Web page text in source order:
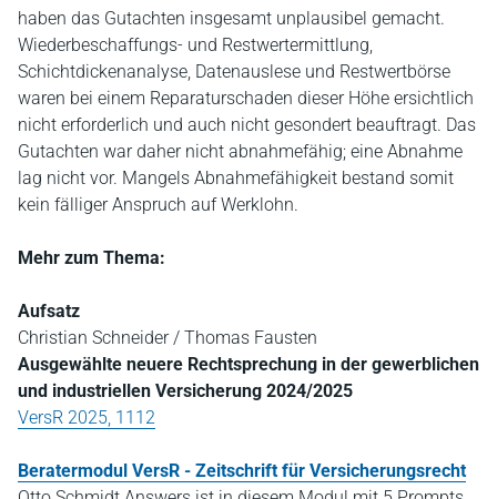
haben das Gutachten insgesamt unplausibel gemacht.
Wiederbeschaffungs- und Restwertermittlung,
Schichtdickenanalyse, Datenauslese und Restwertbörse
waren bei einem Reparaturschaden dieser Höhe ersichtlich
nicht erforderlich und auch nicht gesondert beauftragt. Das
Gutachten war daher nicht abnahmefähig; eine Abnahme
lag nicht vor. Mangels Abnahmefähigkeit bestand somit
kein fälliger Anspruch auf Werklohn.
Mehr zum Thema:
Aufsatz
Christian Schneider / Thomas Fausten
Ausgewählte neuere Rechtsprechung in der gewerblichen
und industriellen Versicherung 2024/2025
VersR 2025, 1112
Beratermodul VersR - Zeitschrift für Versicherungsrecht